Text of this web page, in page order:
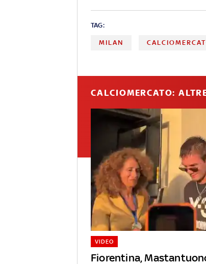
TAG:
MILAN
CALCIOMERCATO:
Fiorentina,
VIDEO